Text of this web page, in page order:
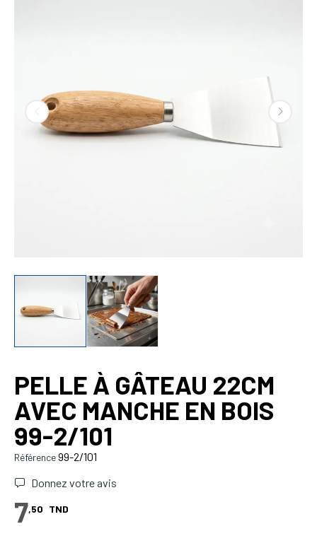
PELLE À GÂTEAU 22CM
AVEC MANCHE EN BOIS
99-2/101
Référence99-2/101
Donnez votre avis
7,50 TND